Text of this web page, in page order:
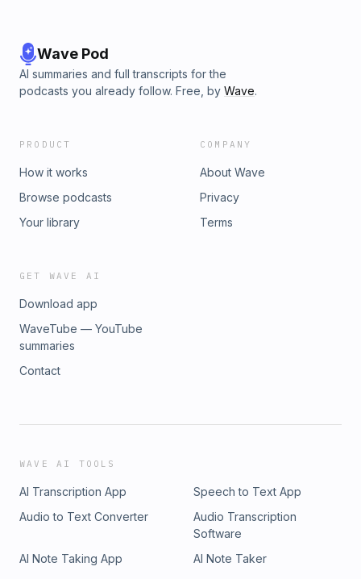
Wave Pod
AI summaries and full transcripts for the
podcasts you already follow. Free, by Wave.
PRODUCT
How it works
Browse podcasts
Your library
COMPANY
About Wave
Privacy
Terms
GET WAVE AI
Download app
WaveTube — YouTube
summaries
Contact
WAVE AI TOOLS
AI Transcription App
Speech to Text App
Audio to Text Converter
Audio Transcription
Software
AI Note Taking App
AI Note Taker